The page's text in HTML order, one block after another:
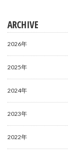
ARCHIVE
2026年
2025年
2024年
2023年
2022年